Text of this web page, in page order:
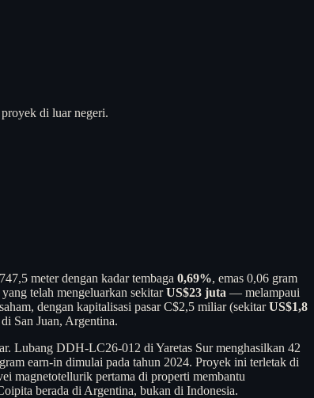
di luar negeri.
meter dengan kadar tembaga 0,69%, emas 0,06 gram
telah mengeluarkan sekitarUS$23 juta — melampaui
dengan kapitalisasi pasar C$2,5 miliar (sekitarUS$1,8
San Juan, Argentina.
Lubang DDH-LC26-012 di Yaretas Sur menghasilkan 42
earn-in dimulai pada tahun 2024. Proyek ini terletak di
magnetotellurik pertama di properti membantu
berada di Argentina, bukan di Indonesia.